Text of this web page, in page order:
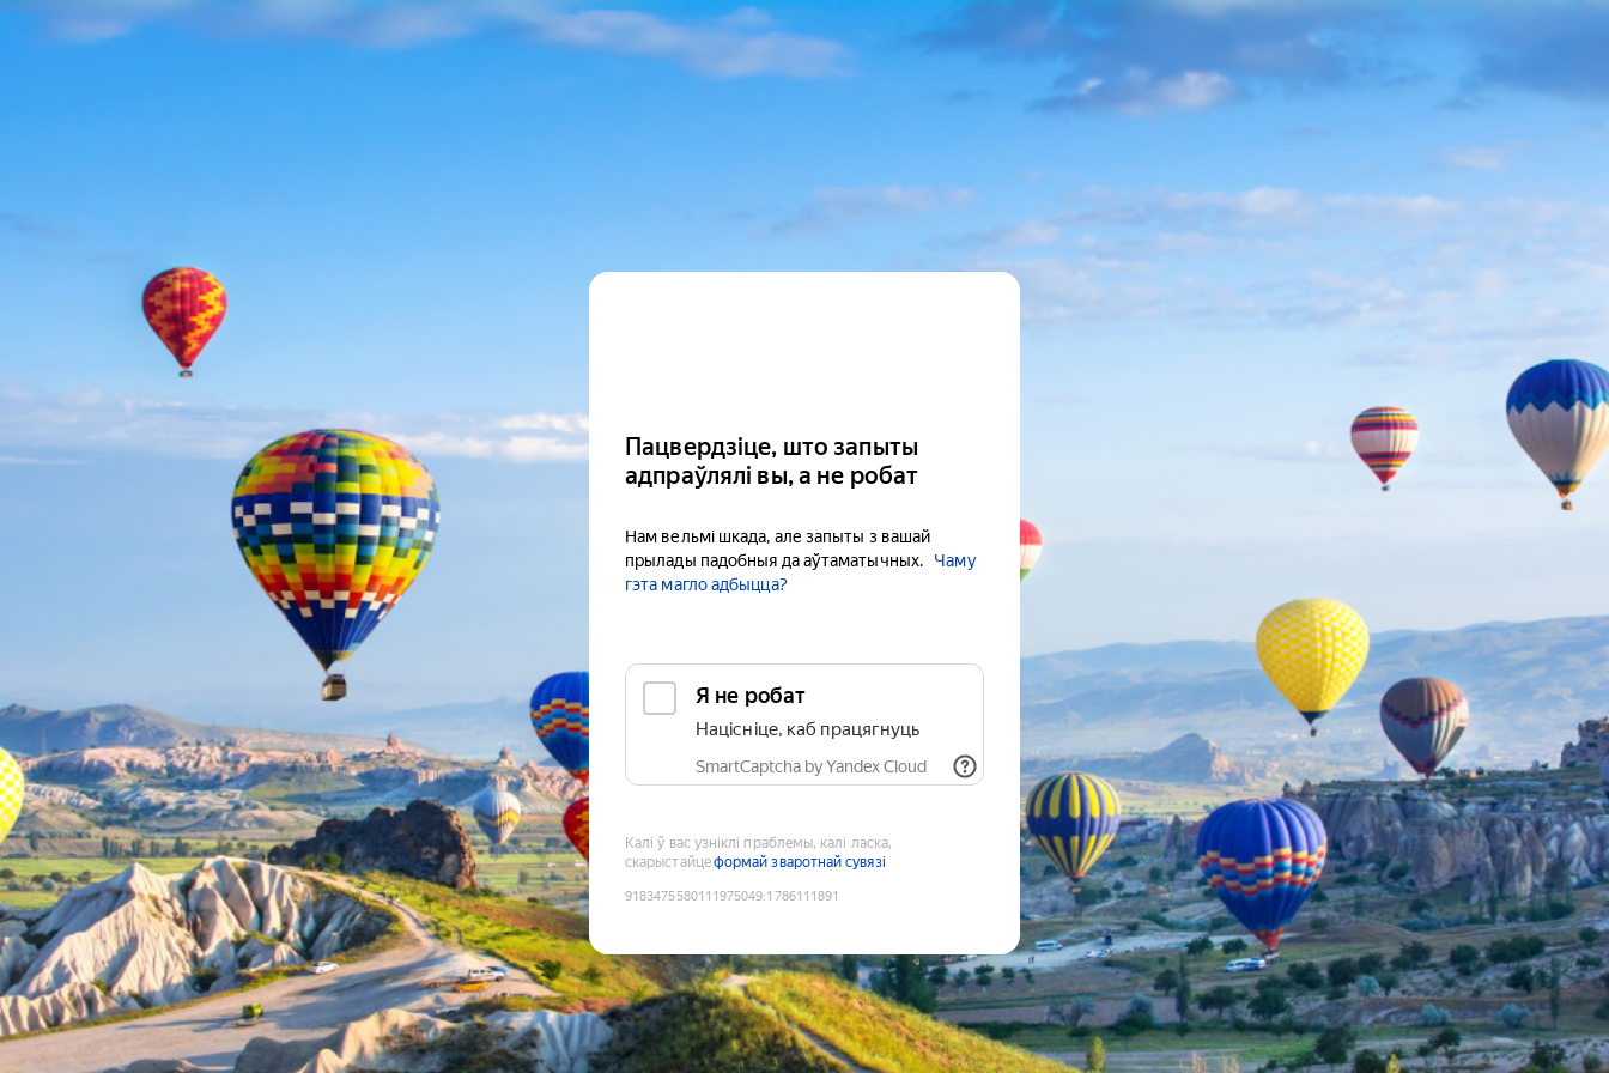
Пацвердзіце, што запыты
адпраўлялі вы, а не робат
Нам вельмі шкада, але запыты з вашай
прылады падобныя да аўтаматычных.
Чаму
гэта магло адбыцца?
Я не робат
Націсніце, каб працягнуць
SmartCaptcha by Yandex Cloud
Калі ў вас узніклі праблемы, калі ласка,
скарыстайцеформай зваротнай сувязі
9183475580111975049:1786111891